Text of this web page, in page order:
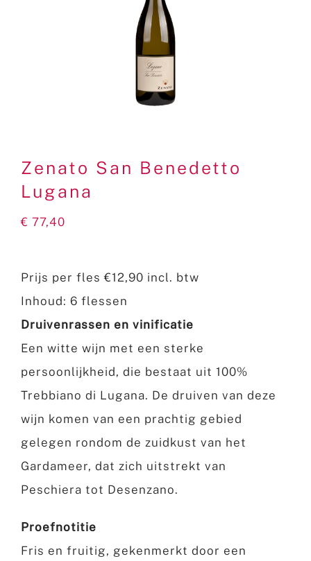
Zenato San Benedetto
Lugana
€ 77,40
Prijs per fles €12,90 incl. btw
Inhoud: 6 flessen
Druivenrassen en vinificatie
Een witte wijn met een sterke
persoonlijkheid, die bestaat uit 100%
Trebbiano di Lugana. De druiven van deze
wijn komen van een prachtig gebied
gelegen rondom de zuidkust van het
Gardameer, dat zich uitstrekt van
Peschiera tot Desenzano.
Proefnotitie
Fris en fruitig, gekenmerkt door een